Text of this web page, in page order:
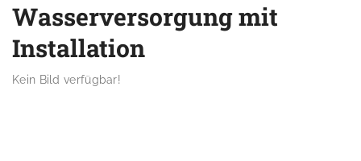
Wasserversorgung mit
Installation
Kein Bild verfügbar!